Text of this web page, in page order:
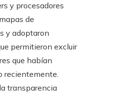
y procesadores
de
y adoptaron
permitieron excluir
que habían
recientemente.
transparencia